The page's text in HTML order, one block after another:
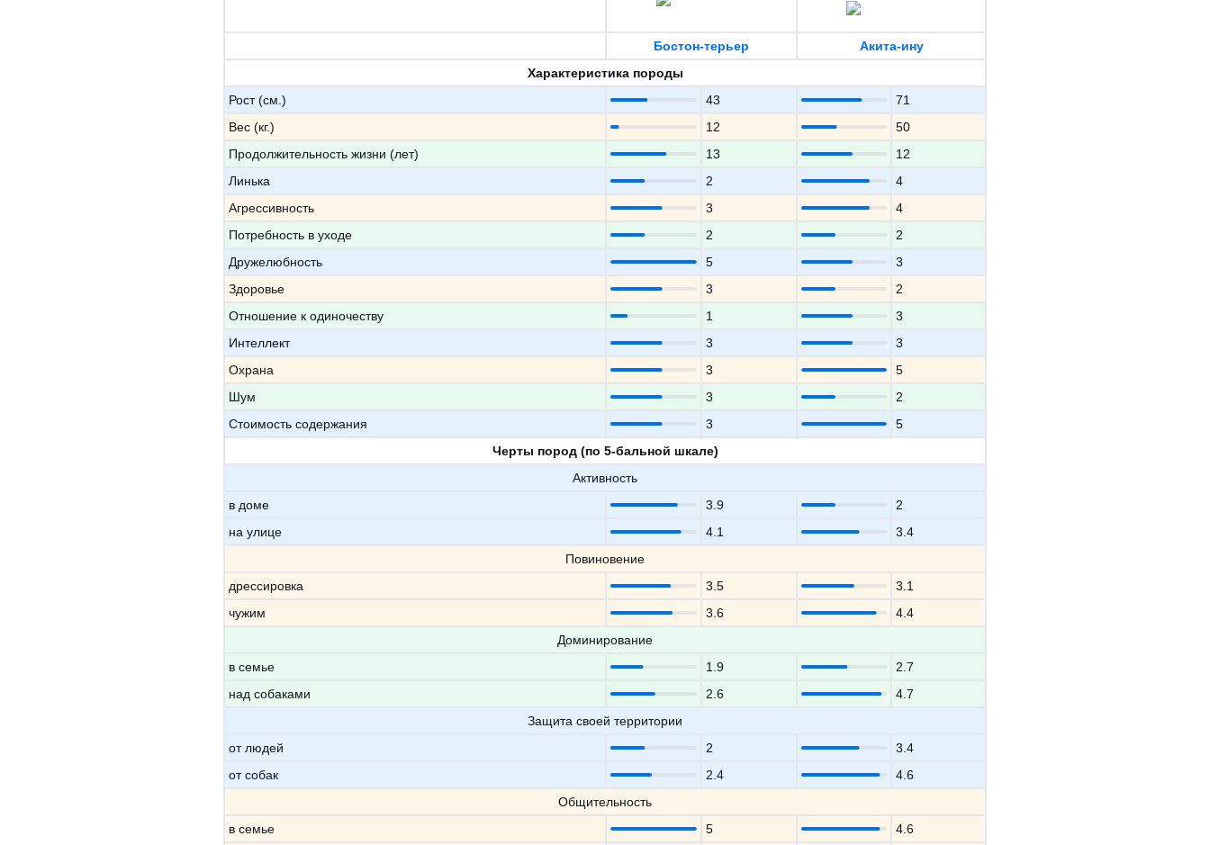
Бостон-терьер
Акита-ину
Характеристика породы
Рост (см.)
43
71
Вес (кг.)
12
50
Продолжительность жизни (лет)
13
12
Линька
2
4
Агрессивность
3
4
Потребность в уходе
2
2
Дружелюбность
5
3
Здоровье
3
2
Отношение к одиночеству
1
3
Интеллект
3
3
Охрана
3
5
Шум
3
2
Стоимость содержания
3
5
Черты пород (по 5-бальной шкале)
Активность
в доме
3.9
2
на улице
4.1
3.4
Повиновение
дрессировка
3.5
3.1
чужим
3.6
4.4
Доминирование
в семье
1.9
2.7
над собаками
2.6
4.7
Защита своей территории
от людей
2
3.4
от собак
2.4
4.6
Общительность
в семье
5
4.6